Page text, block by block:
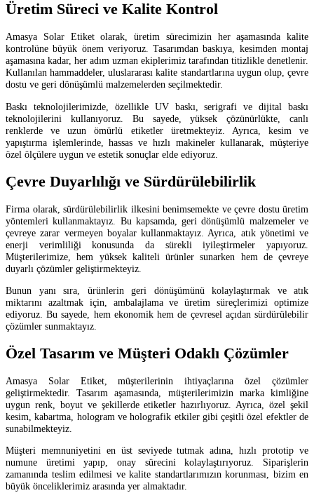
Üretim Süreci ve Kalite Kontrol
Amasya Solar Etiket olarak, üretim sürecimizin her aşamasında kalite
kontrolüne büyük önem veriyoruz. Tasarımdan baskıya, kesimden montaj
aşamasına kadar, her adım uzman ekiplerimiz tarafından titizlikle denetlenir.
Kullanılan hammaddeler, uluslararası kalite standartlarına uygun olup, çevre
dostu ve geri dönüşümlü malzemelerden seçilmektedir.
Baskı teknolojilerimizde, özellikle UV baskı, serigrafi ve dijital baskı
teknolojilerini kullanıyoruz. Bu sayede, yüksek çözünürlükte, canlı
renklerde ve uzun ömürlü etiketler üretmekteyiz. Ayrıca, kesim ve
yapıştırma işlemlerinde, hassas ve hızlı makineler kullanarak, müşteriye
özel ölçülere uygun ve estetik sonuçlar elde ediyoruz.
Çevre Duyarlılığı ve Sürdürülebilirlik
Firma olarak, sürdürülebilirlik ilkesini benimsemekte ve çevre dostu üretim
yöntemleri kullanmaktayız. Bu kapsamda, geri dönüşümlü malzemeler ve
çevreye zarar vermeyen boyalar kullanmaktayız. Ayrıca, atık yönetimi ve
enerji verimliliği konusunda da sürekli iyileştirmeler yapıyoruz.
Müşterilerimize, hem yüksek kaliteli ürünler sunarken hem de çevreye
duyarlı çözümler geliştirmekteyiz.
Bunun yanı sıra, ürünlerin geri dönüşümünü kolaylaştırmak ve atık
miktarını azaltmak için, ambalajlama ve üretim süreçlerimizi optimize
ediyoruz. Bu sayede, hem ekonomik hem de çevresel açıdan sürdürülebilir
çözümler sunmaktayız.
Özel Tasarım ve Müşteri Odaklı Çözümler
Amasya Solar Etiket, müşterilerinin ihtiyaçlarına özel çözümler
geliştirmektedir. Tasarım aşamasında, müşterilerimizin marka kimliğine
uygun renk, boyut ve şekillerde etiketler hazırlıyoruz. Ayrıca, özel şekil
kesim, kabartma, hologram ve holografik etkiler gibi çeşitli özel efektler de
sunabilmekteyiz.
Müşteri memnuniyetini en üst seviyede tutmak adına, hızlı prototip ve
numune üretimi yapıp, onay sürecini kolaylaştırıyoruz. Siparişlerin
zamanında teslim edilmesi ve kalite standartlarımızın korunması, bizim en
büyük önceliklerimiz arasında yer almaktadır.